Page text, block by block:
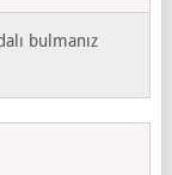
bulmanız